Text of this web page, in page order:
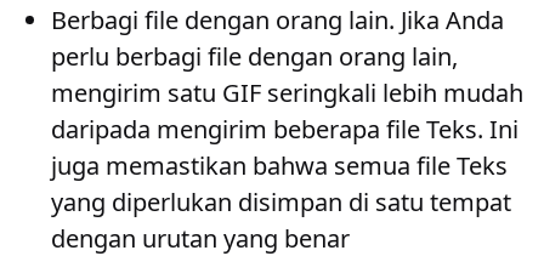
Berbagi file dengan orang lain. Jika Anda
perlu berbagi file dengan orang lain,
mengirim satu GIF seringkali lebih mudah
daripada mengirim beberapa file Teks. Ini
juga memastikan bahwa semua file Teks
yang diperlukan disimpan di satu tempat
dengan urutan yang benar